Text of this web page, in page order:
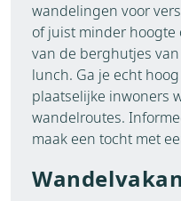
wandelingen voor
of juist minder
van de berghutjes
lunch. Ga je echt
plaatselijke inwoners
wandelroutes.
maak een tocht met